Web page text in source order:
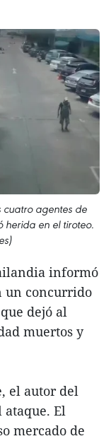
cuatro agentes de
herida en el tiroteo.
informó
un concurrido
dejó al
muertos y
el autor del
ataque. El
mercado de